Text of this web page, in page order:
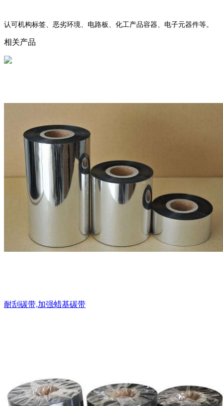
认可机构标签、恶劣环境、电路板、化工产品容器、电子元器件等。
相关产品
耐刮碳带,加强蜡基碳带